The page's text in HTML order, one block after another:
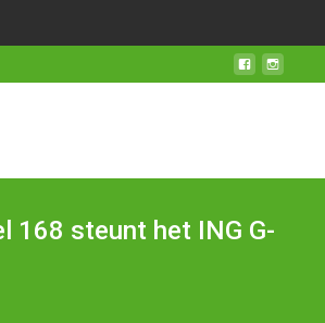
168 steunt het ING G-